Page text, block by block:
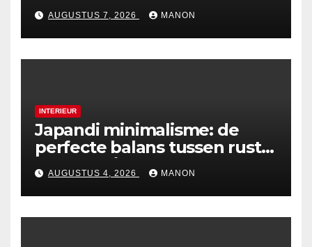
AUGUSTUS 7, 2026 MANON
INTERIEUR
Japandi minimalisme: de
perfecte balans tussen rust
en esthetiek
AUGUSTUS 4, 2026 MANON